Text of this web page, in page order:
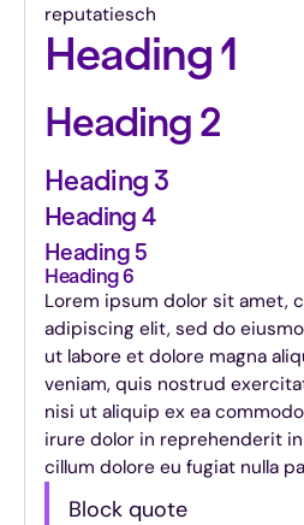
reputatiesch
Heading 1
Heading 2
Heading 3
Heading 4
Heading 5
Heading 6
Lorem ipsum dolor sit amet,
adipiscing elit, sed do
ut labore et dolore magna
veniam, quis nostrud
nisi ut aliquip ex ea
irure dolor in reprehenderit
cillum dolore eu fugiat nulla
Block quote